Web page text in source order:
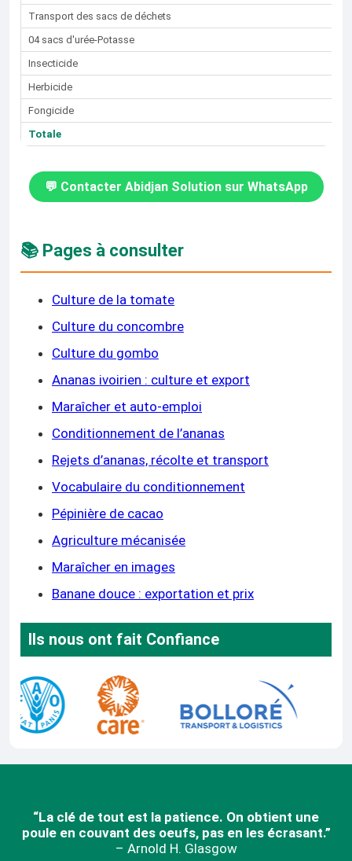
Transport des sacs de déchets
04 sacs d'urée-Potasse
Insecticide
Herbicide
Fongicide
Totale
💬 Contacter Abidjan Solution sur WhatsApp
📚 Pages à consulter
Culture de la tomate
Culture du concombre
Culture du gombo
Ananas ivoirien : culture et export
Maraîcher et auto-emploi
Conditionnement de l’ananas
Rejets d’ananas, récolte et transport
Vocabulaire du conditionnement
Pépinière de cacao
Agriculture mécanisée
Maraîcher en images
Banane douce : exportation et prix
Ils nous ont fait Confiance
“La clé de tout est la patience. On obtient une
poule en couvant des oeufs, pas en les écrasant.”
– Arnold H. Glasgow